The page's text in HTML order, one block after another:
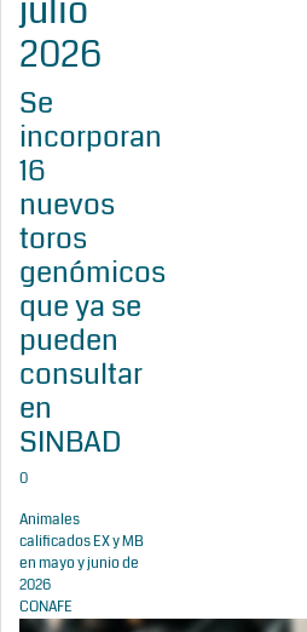
julio
2026
Se
incorporan
16
nuevos
toros
genómicos
que ya se
pueden
consultar
en
SINBAD
0
Animales
calificados EX y MB
en mayo y junio de
2026
CONAFE